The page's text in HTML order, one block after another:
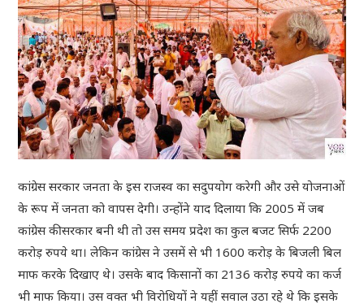
कांग्रेस सरकार जनता के इस राजस्व का सदुपयोग करेगी और उसे योजनाओं
के रूप में जनता को वापस देगी। उन्होंने याद दिलाया कि 2005 में जब
कांग्रेस की सरकार बनी थी तो उस समय प्रदेश का कुल बजट सिर्फ 2200
करोड़ रुपये था। लेकिन कांग्रेस ने उसमें से भी 1600 करोड़ के बिजली बिल
माफ करके दिखाए थे। उसके बाद किसानों का 2136 करोड़ रुपये का कर्ज
भी माफ किया। उस वक्त भी विरोधियों ने यहीं सवाल उठा रहे थे कि इसके